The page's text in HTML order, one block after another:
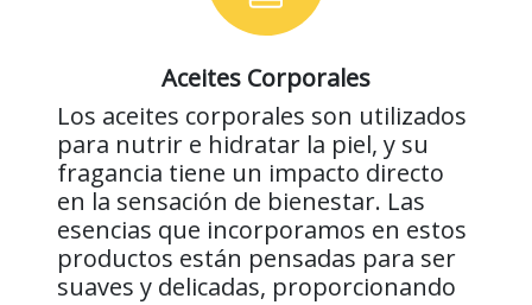
Aceites Corporales
Los aceites corporales son utilizados
para nutrir e hidratar la piel, y su
fragancia tiene un impacto directo
en la sensación de bienestar. Las
esencias que incorporamos en estos
productos están pensadas para ser
suaves y delicadas, proporcionando